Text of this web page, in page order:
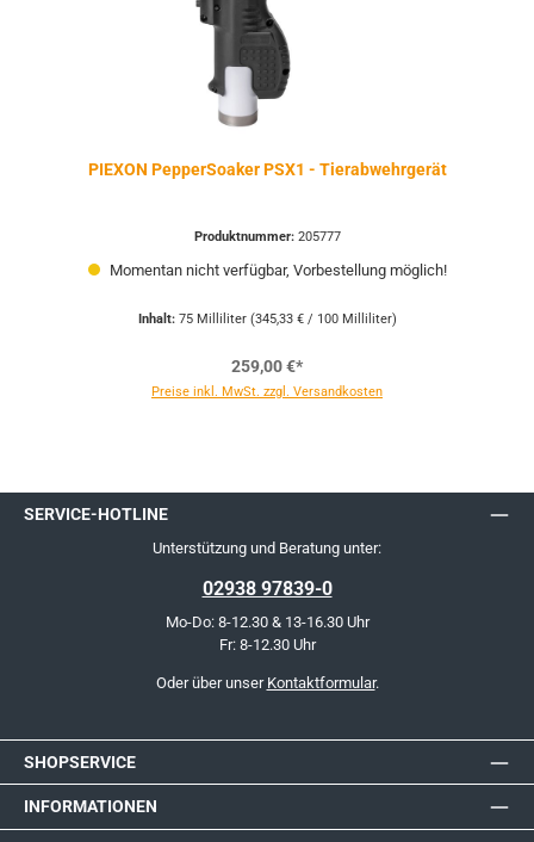
PIEXON PepperSoaker PSX1 - Tierabwehrgerät
Produktnummer: 205777
Momentan nicht verfügbar, Vorbestellung möglich!
Inhalt: 75 Milliliter (345,33 € / 100 Milliliter)
259,00 €*
Preise inkl. MwSt. zzgl. Versandkosten
SERVICE-HOTLINE
Unterstützung und Beratung unter:
02938 97839-0
Mo-Do: 8-12.30 & 13-16.30 Uhr
Fr: 8-12.30 Uhr
Oder über unser Kontaktformular.
SHOPSERVICE
INFORMATIONEN